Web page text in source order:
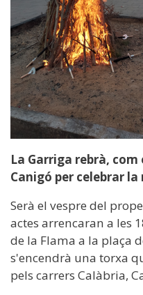
La Garriga rebrà,
Canigó per celebrar
Serà el vespre del
actes arrencaran a les
de la Flama a la plaça
s'encendrà una torxa
pels carrers Calàbria,